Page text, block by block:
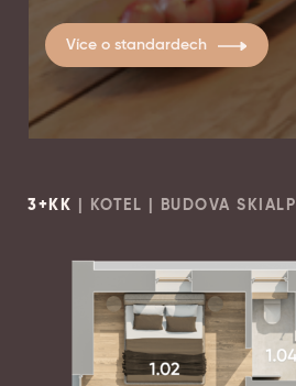
Více o standardech
3+KK | KOTEL | BUDOVA SKIALP